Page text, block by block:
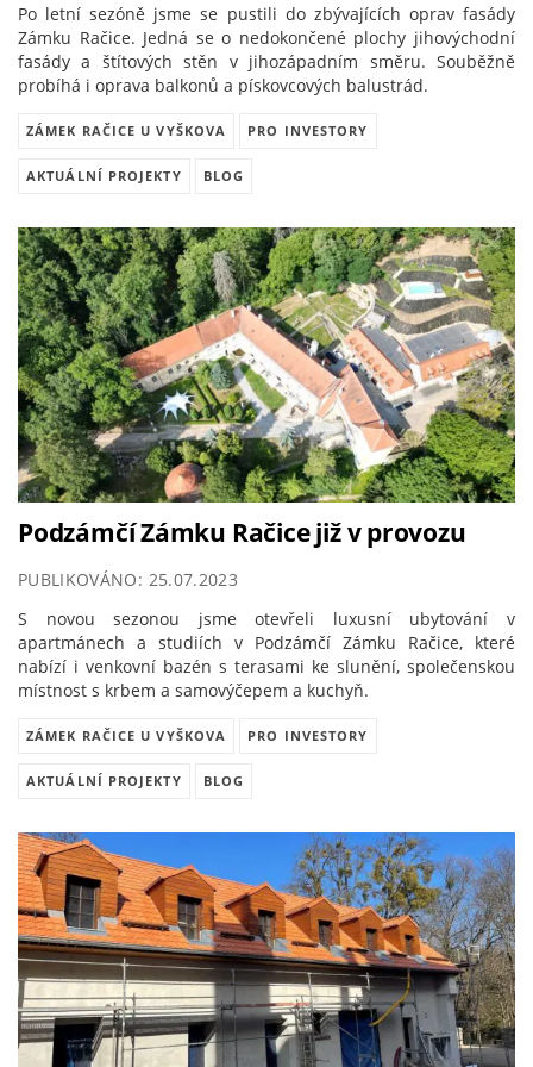
Po letní sezóně jsme se pustili do zbývajících oprav fasády
Zámku Račice. Jedná se o nedokončené plochy jihovýchodní
fasády a štítových stěn v jihozápadním směru. Souběžně
probíhá i oprava balkonů a pískovcových balustrád.
ZÁMEK RAČICE U VYŠKOVA PRO INVESTORY
AKTUÁLNÍ PROJEKTY BLOG
Podzámčí Zámku Račice již v provozu
PUBLIKOVÁNO: 25.07.2023
S novou sezonou jsme otevřeli luxusní ubytování v
apartmánech a studiích v Podzámčí Zámku Račice, které
nabízí i venkovní bazén s terasami ke slunění, společenskou
místnost s krbem a samovýčepem a kuchyň.
ZÁMEK RAČICE U VYŠKOVA PRO INVESTORY
AKTUÁLNÍ PROJEKTY BLOG